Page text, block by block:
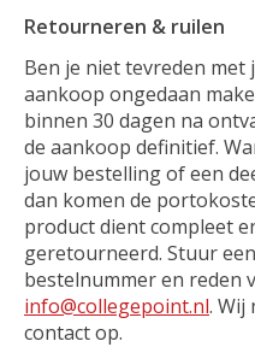
Retourneren & ruilen
Ben je niet tevreden met
aankoop ongedaan
binnen 30 dagen na
de aankoop definitief.
jouw bestelling of een
dan komen de
product dient compleet
geretourneerd. Stuur
bestelnummer en reden
info@collegepoint.nl. Wij
contact op.